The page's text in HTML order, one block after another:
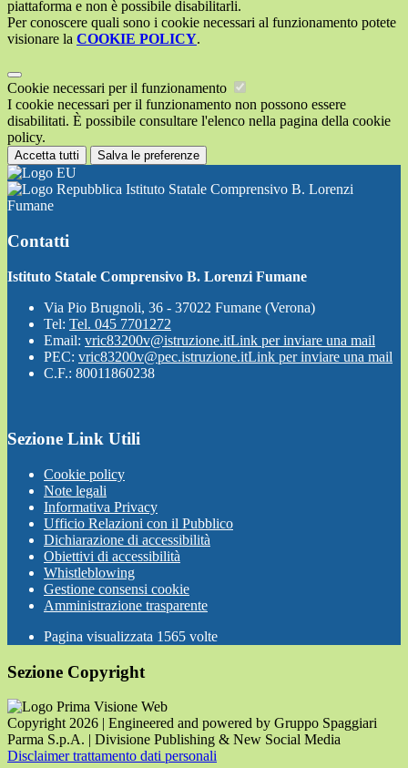
piattaforma e non è possibile disabilitarli.
Per conoscere quali sono i cookie necessari al funzionamento potete
visionare la COOKIE POLICY.
Cookie necessari per il funzionamento
I cookie necessari per il funzionamento non possono essere
disabilitati. È possibile consultare l'elenco nella pagina della cookie
policy.
Accetta tutti Salva le preferenze
Istituto Statale Comprensivo B. Lorenzi
Fumane
Contatti
Istituto Statale Comprensivo B. Lorenzi Fumane
Via Pio Brugnoli, 36 - 37022 Fumane (Verona)
Tel: Tel. 045 7701272
Email: vric83200v@istruzione.itLink per inviare una mail
PEC: vric83200v@pec.istruzione.itLink per inviare una mail
C.F.: 80011860238
Sezione Link Utili
Cookie policy
Note legali
Informativa Privacy
Ufficio Relazioni con il Pubblico
Dichiarazione di accessibilità
Obiettivi di accessibilità
Whistleblowing
Gestione consensi cookie
Amministrazione trasparente
Pagina visualizzata 1565 volte
Sezione Copyright
Copyright 2026 | Engineered and powered by Gruppo Spaggiari
Parma S.p.A. | Divisione Publishing & New Social Media
Disclaimer trattamento dati personali